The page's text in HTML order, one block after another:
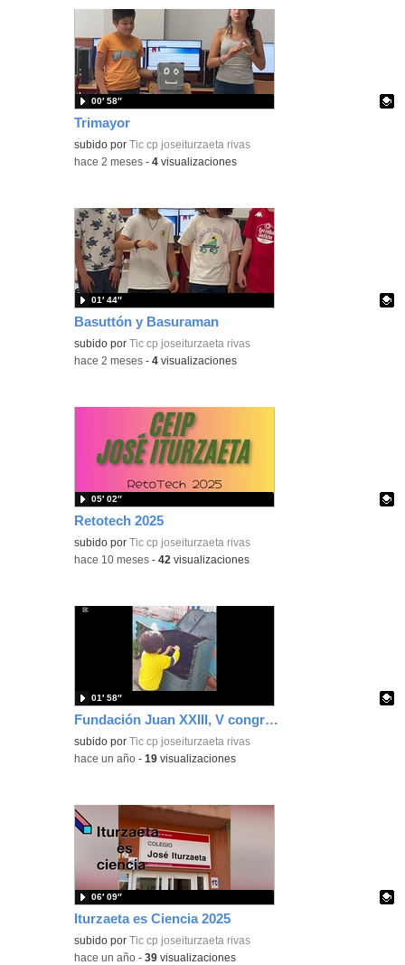
Trimayor
Contenido educativo.
subido porTic cp joseiturzaeta rivas
00′ 58″
-hace 2 meses -4 visualizaciones
Basuttón y Basuraman
Contenido educativo.
subido porTic cp joseiturzaeta rivas
01′ 44″
-hace 2 meses -4 visualizaciones
Retotech 2025
Contenido educativo.
subido porTic cp joseiturzaeta rivas
05′ 02″
-hace 10 meses -42 visualizaciones
Fundación Juan XXIII, V congreso.
Contenido educativo.
subido porTic cp joseiturzaeta rivas
01′ 58″
-hace un año -19 visualizaciones
Iturzaeta es Ciencia 2025
Contenido educativo.
subido porTic cp joseiturzaeta rivas
06′ 09″
-hace un año -39 visualizaciones